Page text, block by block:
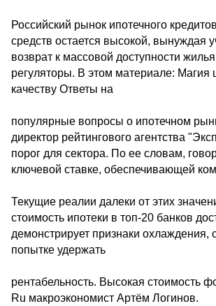
Российский рынок ипотечного
средств остается высокой, вынуждая
возврат к массовой доступности
регуляторы. В этом материале: Магия
качеству Ответы на
популярные вопросы о ипотечном
директор рейтингового агентства
порог для сектора. По ее словам,
ключевой ставке, обеспечивающей
Текущие реалии далеки от этих
стоимость ипотеки в топ-20 банков
демонстрирует признаки
попытке удержать
рентабельность. Высокая стоимость
Ru макроэкономист Артём Логинов.